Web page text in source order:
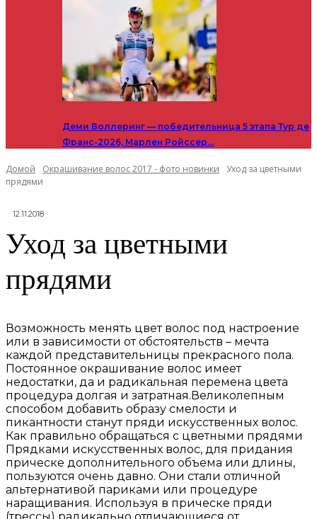
Деми Воллеринг — победительница 5 этапа Тур де
Франс-2026, Марлен Ройссер…
Домой Окрашивание волос 2017 - фото новинки
Уход за цветными
прядями
12.11.2018
Уход за цветными
прядями
Возможность менять цвет волос под настроение
или в зависимости от обстоятельств – мечта
каждой представительницы прекрасного пола.
Постоянное окрашивание волос имеет
недостатки, да и радикальная перемена цвета
процедура долгая и затратная.Великолепным
способом добавить образу смелости и
пикантности станут пряди искусственных волос.
Как правильно обращаться с цветными прядями
Прядками искусственных волос, для придания
прическе дополнительного объема или длины,
пользуются очень давно. Они стали отличной
альтернативой париками или процедуре
наращивания. Используя в прическе пряди